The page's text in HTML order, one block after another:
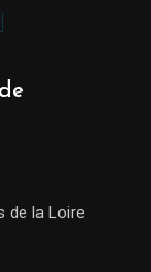
de la Loire